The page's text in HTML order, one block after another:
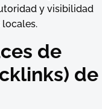
y visibilidad
locales.
de
de